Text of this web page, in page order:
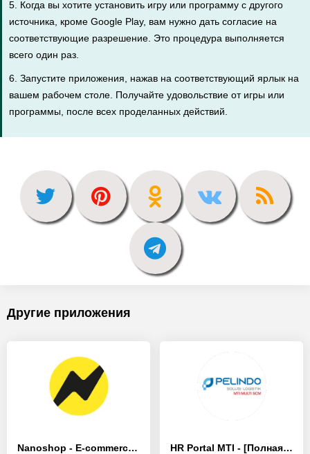
5. Когда вы хотите установить игру или программу с другого
источника, кроме Google Play, вам нужно дать согласие на
соответствующие разрешение. Это процедура выполняется
всего один раз.
6. Запустите приложения, нажав на соответствующий ярлык на
вашем рабочем столе. Получайте удовольствие от игры или
программы, после всех проделанных действий.
Другие приложения
Nanoshop - E-commerce store - [Без рекламы] HR Portal MTI - [Полная версия]